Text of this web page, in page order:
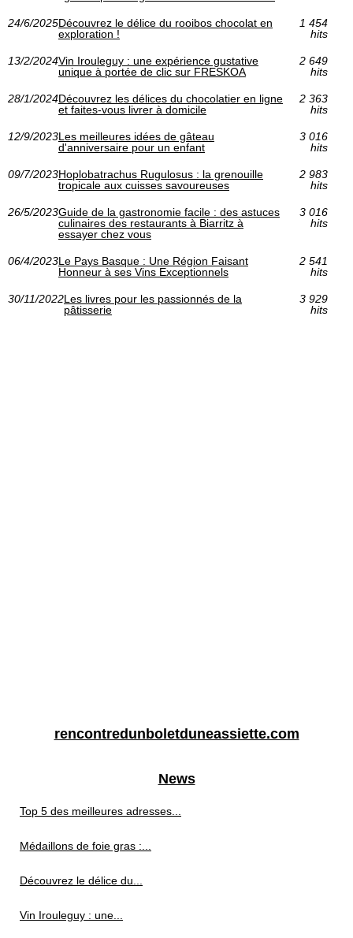
24/6/2025Découvrez le délice du rooibos chocolat en
exploration !
1 454
hits
13/2/2024Vin Irouleguy : une expérience gustative
unique à portée de clic sur FRESKOA
2 649
hits
28/1/2024Découvrez les délices du chocolatier en ligne
et faites-vous livrer à domicile
2 363
hits
12/9/2023Les meilleures idées de gâteau
d'anniversaire pour un enfant
3 016
hits
09/7/2023Hoplobatrachus Rugulosus : la grenouille
tropicale aux cuisses savoureuses
2 983
hits
26/5/2023Guide de la gastronomie facile : des astuces
culinaires des restaurants à Biarritz à
essayer chez vous
3 016
hits
06/4/2023Le Pays Basque : Une Région Faisant
Honneur à ses Vins Exceptionnels
2 541
hits
30/11/2022Les livres pour les passionnés de la
pâtisserie
3 929
hits
rencontredunboletduneassiette.com
News
Top 5 des meilleures adresses...
Médaillons de foie gras :...
Découvrez le délice du...
Vin Irouleguy : une...